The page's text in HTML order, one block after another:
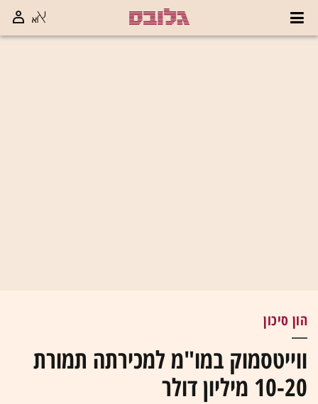
הון סיכון
ווייטסמוק במו"מ למכירתה תמורת
10-20 מיליון דולר